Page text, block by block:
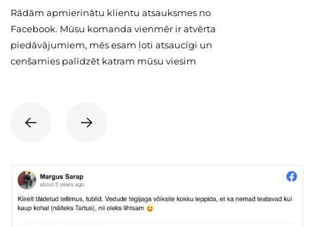
Rādām apmierinātu klientu atsauksmes no
Facebook. Mūsu komanda vienmēr ir atvērta
piedāvājumiem, mēs esam ļoti atsaucīgi un
cenšamies palīdzēt katram mūsu viesim